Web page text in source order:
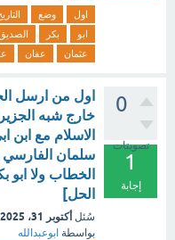
اول وضع
ابو
بكر الصديق
عثمان
عفان
0
تصويتات
1
إجابة
اول من ارسل
خارج شبه
الاسلام مع ابن
سلمان الفارسي
الخطاب ولا ابو
الحل]
سُئل أكتوبر 31، 2025
بواسطة ابوعبدالله